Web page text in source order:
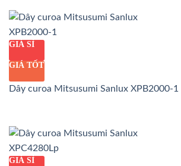
GIÁ SỈ
GIÁ TỐT
Dây curoa Mitsusumi Sanlux XPB2000-1
GIÁ SỈ